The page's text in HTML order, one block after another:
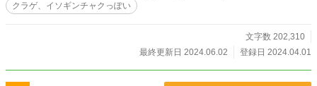
クラゲ、イソギンチャクっぽい
文字数 202,310
最終更新日 2024.06.02
登録日 2024.04.01